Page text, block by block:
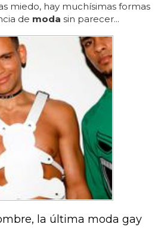
miedo, hay muchísimas formas
de moda sin parecer...
la última moda gay